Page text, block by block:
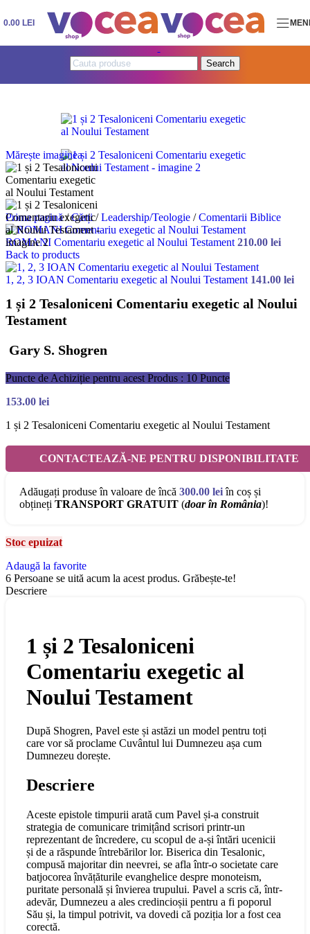
Skip to navigationSkip to main content
0.00 LEI
Search
Mărește imaginea
Prima pagină/ Cărți/ Leadership/Teologie / Comentarii Biblice
ROMANI Comentariu exegetic al Noului Testament 210.00 lei
Back to products
1, 2, 3 IOAN Comentariu exegetic al Noului Testament 141.00 lei
1 și 2 Tesaloniceni Comentariu exegetic al Noului
Testament
Gary S. Shogren
Puncte de Achiziție pentru acest Produs : 10 Puncte
153.00 lei
1 și 2 Tesaloniceni Comentariu exegetic al Noului Testament
CONTACTEAZĂ-NE PENTRU DISPONIBILITATE
Adăugați produse în valoare de încă 300.00 leiîn coș și
obțineți TRANSPORT GRATUIT (doar în România)!
Stoc epuizat
Adaugă la favorite
6 Persoane se uită acum la acest produs. Grăbește-te!
Descriere
1 și 2 Tesaloniceni
Comentariu exegetic al
Noului Testament
După Shogren, Pavel este și astăzi un model pentru toți
care vor să proclame Cuvântul lui Dumnezeu așa cum
Dumnezeu dorește.
Descriere
Aceste epistole timpurii arată cum Pavel și-a construit
strategia de comunicare trimițând scrisori printr-un
reprezentant de încredere, cu scopul de a-și întări ucenicii
și de a răspunde întrebărilor lor. Biserica din Tesalonic,
compusă majoritar din neevrei, se afla într-o societate care
batjocorea învățăturile evanghelice despre monoteism,
puritate personală și învierea trupului. Pavel a scris că, într-
adevăr, Dumnezeu a ales credincioșii pentru a fi poporul
Său și, la timpul potrivit, va dovedi că poziția lor a fost cea
corectă.